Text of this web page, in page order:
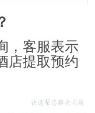
，客服表示
店提取预约